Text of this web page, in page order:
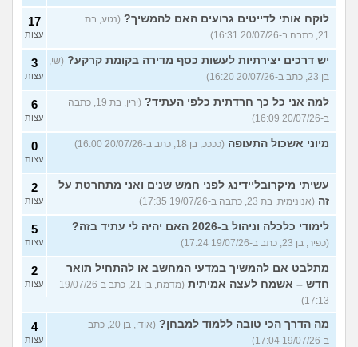
לוקח אותי לדייטים גרועים האם להמשיך? (נטע, בת
21, כתבה ב-20/07/26 16:31)
17
עצות
יש דרכים יצירתיות לעשות כסף מדירה בקומת קרקע? (שי,
בן 23, כתב ב-20/07/26 16:20)
3
עצות
למה אני כל כך חרדתית כלפי העתיד?
(ירין, בת 19, כתבה
ב-20/07/26 16:09)
6
עצות
מיוני אשכול התעופה (ככככ, בן 18, כתב ב-20/07/26 16:00) 0
עצות
עשיתי מיקרובליידינג לפני חמש שנים ואני מתחרטת על
זה (אנונימית, בת 23, כתבה ב-19/07/26 17:35)
2
עצות
לימודי כלכלה וניהול ב-2026 האם יהיה לי עתיד בזה?
(כפיר, בן 23, כתב ב-19/07/26 17:24)
5
עצות
מתלבט אם להמשיך במדעי המחשב או להתחיל תואר
חדש – אשמח לעצה אמיתית
(מדמח, בן 21, כתב ב-19/07/26
17:13)
2
עצות
מה הדרך הכי טובה ללמוד למבחן?
(אודי, בן 20, כתב
ב-19/07/26 17:04)
4
עצות